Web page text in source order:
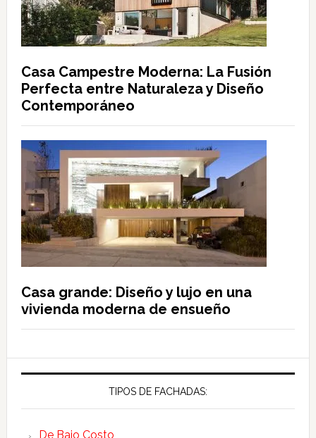
Casa Campestre Moderna: La Fusión
Perfecta entre Naturaleza y Diseño
Contemporáneo
Casa grande: Diseño y lujo en una
vivienda moderna de ensueño
TIPOS DE FACHADAS:
De Bajo Costo